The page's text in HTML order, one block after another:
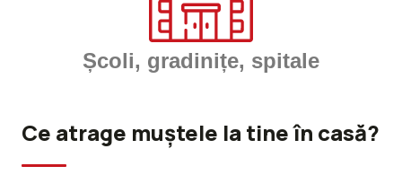
Școli, gradinițe, spitale
Ce atrage muștele la tine în casă?